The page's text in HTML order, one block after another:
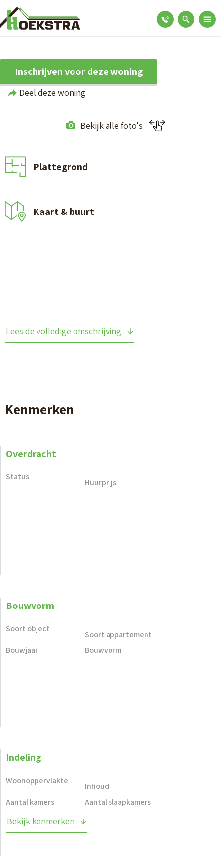
Inschrijven voor deze woning
Deel deze woning
Bekijk alle foto's
Plattegrond
Kaart & buurt
Lees de volledige omschrijving
Kenmerken
Overdracht
Status
Huurprijs
Bouwvorm
Soort object
Soort appartement
Bouwjaar
Bouwvorm
Indeling
Woonoppervlakte
Inhoud
Aantal kamers
Aantal slaapkamers
Bekijk kenmerken